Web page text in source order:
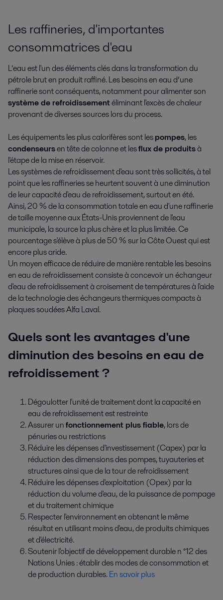
Les raffineries, d'importantes
consommatrices d'eau
L’eau est l'un des éléments clés dans la transformation du
pétrole brut en produit raffiné. Les besoins en eau d’une
raffinerie sont conséquents, notamment pour alimenter son
système de refroidissementéliminant l'excès de chaleur
provenant de diverses sources lors du process.
Les équipements les plus calorifères sont lespompes, les
condenseursen tête de colonne et lesflux de produitsà
l'étape de la mise en réservoir.
Les systèmes de refroidissement d'eau sont très sollicités, à tel
point que les raffineries se heurtent souvent à une diminution
de leur capacité d'eau de refroidissement, surtout en été.
Ainsi, 20 % de la consommation totale en eau d'une raffinerie
de taille moyenne aux États-Unis proviennent de l'eau
municipale, la source la plus chère et la plus limitée. Ce
pourcentage s'élève à plus de 50 % sur la Côte Ouest qui est
encore plus aride.
Un moyen efficace de réduire de manière rentable les besoins
en eau de refroidissement consiste à concevoir un échangeur
d'eau de refroidissement à croisement de températures à l'aide
de la technologie des échangeurs thermiques compacts à
plaques soudées Alfa Laval.
Quels sont les avantages d'une
diminution des besoins en eau de
refroidissement ?
Dégoulotter l'unité de traitement dont la capacité en
eau de refroidissement est restreinte
Assurer unfonctionnement plus fiable, lors de
pénuries ou restrictions
Réduire les dépenses d'investissement (Capex) par la
réduction des dimensions des pompes, tuyauteries et
structures ainsi que de la tour de refroidissement
Réduire les dépenses d'exploitation (Opex) par la
réduction du volume d'eau, de la puissance de pompage
et du traitement chimique
Respecter l'environnement en obtenant le même
résultat en utilisant moins d'eau, de produits chimiques
et d'électricité.
Soutenir l'objectif de développement durable n °12 des
Nations Unies : établir des modes de consommation et
de production durables.En savoir plus